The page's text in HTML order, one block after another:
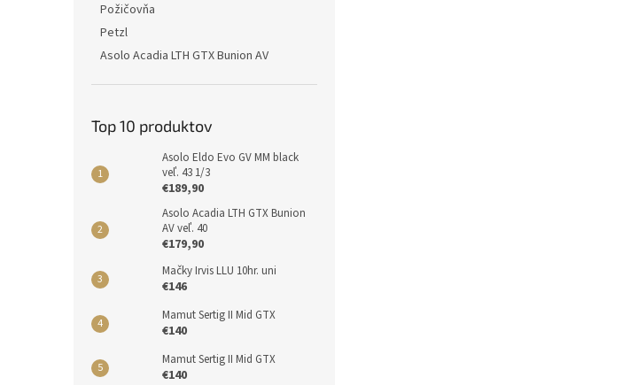
Požičovňa
Petzl
Asolo Acadia LTH GTX Bunion AV
Top 10 produktov
Asolo Eldo Evo GV MM black
veľ. 43 1/3
€189,90
Asolo Acadia LTH GTX Bunion
AV veľ. 40
€179,90
Mačky Irvis LLU 10hr. uni
€146
Mamut Sertig II Mid GTX
€140
Mamut Sertig II Mid GTX
€140